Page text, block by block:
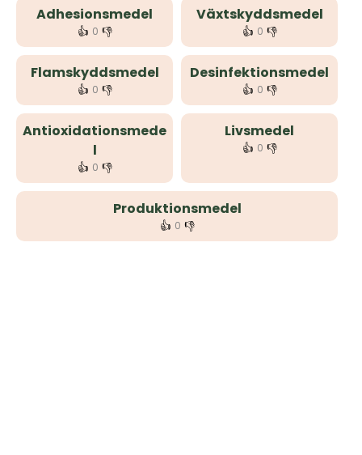
Adhesionsmedel
👍 0 👎
Växtskyddsmedel
👍 0 👎
Flamskyddsmedel
👍 0 👎
Desinfektionsmedel
👍 0 👎
Antioxidationsmede
l
👍 0 👎
Livsmedel
👍 0 👎
Produktionsmedel
👍 0 👎